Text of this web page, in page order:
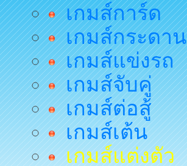
เกมส์การ์ด
เกมส์กระดาน
เกมส์แข่งรถ
เกมส์จับคู่
เกมส์ต่อสู้
เกมส์เต้น
เกมส์แต่งตัว